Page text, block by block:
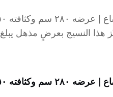
٢٨٠ سم (١١٠ بوصة) وكثافةٍ راقية تبلغ ٢٥٠ غ/م²...
والتنانير الدوّارة